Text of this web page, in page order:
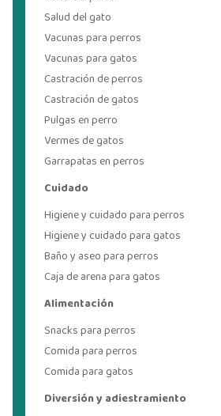
Salud del gato
Vacunas para perros
Vacunas para gatos
Castración de perros
Castración de gatos
Pulgas en perro
Vermes de gatos
Garrapatas en perros
Cuidado
Higiene y cuidado para perros
Higiene y cuidado para gatos
Baño y aseo para perros
Caja de arena para gatos
Alimentación
Snacks para perros
Comida para perros
Comida para gatos
Diversión y adiestramiento